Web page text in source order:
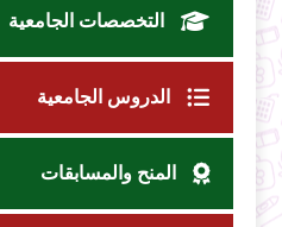
التخصصات الجامعية
الدروس الجامعية
المنح والمسابقات